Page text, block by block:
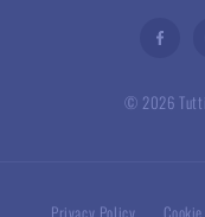
© 2026
Privacy Policy